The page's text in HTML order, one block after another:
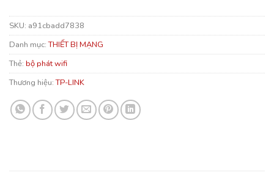
SKU: a91cbadd7838
Danh mục:THIẾT BỊ MẠNG
Thẻ: bộ phát wifi
Thương hiệu:TP-LINK